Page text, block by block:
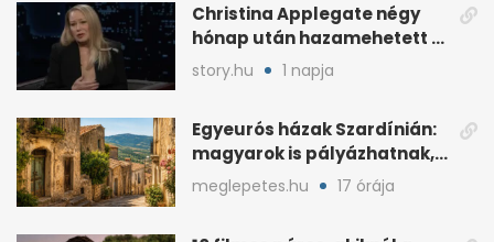
Christina Applegate négy
hónap után hazamehetett a
kórházból, de hallgatnak az
okokról
story.hu 1 napja
Egyeurós házak Szardínián:
magyarok is pályázhatnak,
de vannak feltételek
meglepetes.hu 17 órája